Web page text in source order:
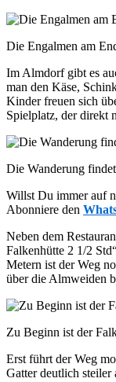
Die Engalmen am
Im Almdorf gibt es
man den Käse,
Kinder freuen sich
Spielplatz, der direkt
Die Wanderung
Willst Du immer auf
Abonniere den
Neben dem
Falkenhütte 2 1/2
Metern ist der Weg
über die Almweiden
Zu Beginn ist der
Erst führt der Weg
Gatter deutlich